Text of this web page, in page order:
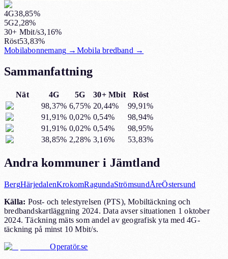
4G38,85%
5G2,28%
30+ Mbit/s3,16%
Röst53,83%
Mobilabonnemang → Mobila bredband →
Sammanfattning
Nät 4G 5G 30+ Mbit
Röst
98,37% 6,75% 20,44%
99,91%
91,91% 0,02% 0,54%
98,94%
91,91% 0,02% 0,54%
98,95%
38,85% 2,28% 3,16% 53,83%
Andra kommuner i Jämtland
BergHärjedalenKrokomRagundaStrömsundÅreÖstersund
Källa: Post- och telestyrelsen (PTS), Mobiltäckning och
bredbandskartläggning 2024. Data avser situationen 1 oktober
2024. Täckning mäts som andel av geografisk yta med 4G-
täckning på minst 10 Mbit/s.
Operatör.se